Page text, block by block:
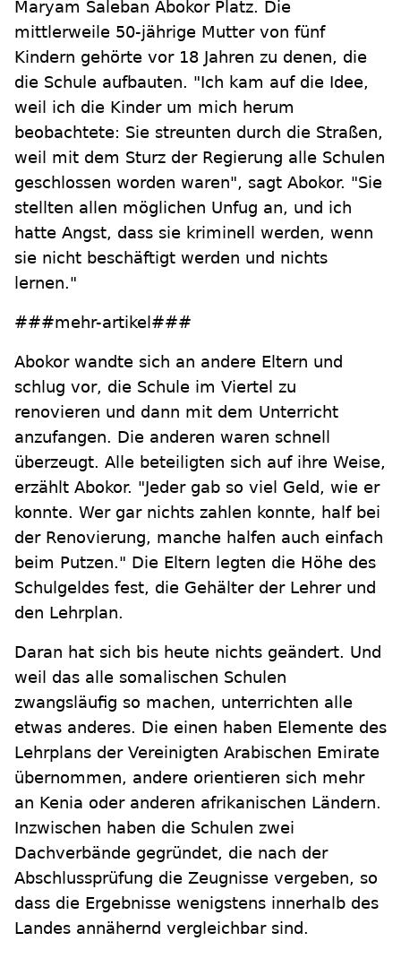
Maryam Saleban Abokor Platz. Die
mittlerweile 50-jährige Mutter von fünf
Kindern gehörte vor 18 Jahren zu denen, die
die Schule aufbauten. "Ich kam auf die Idee,
weil ich die Kinder um mich herum
beobachtete: Sie streunten durch die Straßen,
weil mit dem Sturz der Regierung alle Schulen
geschlossen worden waren", sagt Abokor. "Sie
stellten allen möglichen Unfug an, und ich
hatte Angst, dass sie kriminell werden, wenn
sie nicht beschäftigt werden und nichts
lernen."
###mehr-artikel###
Abokor wandte sich an andere Eltern und
schlug vor, die Schule im Viertel zu
renovieren und dann mit dem Unterricht
anzufangen. Die anderen waren schnell
überzeugt. Alle beteiligten sich auf ihre Weise,
erzählt Abokor. "Jeder gab so viel Geld, wie er
konnte. Wer gar nichts zahlen konnte, half bei
der Renovierung, manche halfen auch einfach
beim Putzen." Die Eltern legten die Höhe des
Schulgeldes fest, die Gehälter der Lehrer und
den Lehrplan.
Daran hat sich bis heute nichts geändert. Und
weil das alle somalischen Schulen
zwangsläufig so machen, unterrichten alle
etwas anderes. Die einen haben Elemente des
Lehrplans der Vereinigten Arabischen Emirate
übernommen, andere orientieren sich mehr
an Kenia oder anderen afrikanischen Ländern.
Inzwischen haben die Schulen zwei
Dachverbände gegründet, die nach der
Abschlussprüfung die Zeugnisse vergeben, so
dass die Ergebnisse wenigstens innerhalb des
Landes annähernd vergleichbar sind.